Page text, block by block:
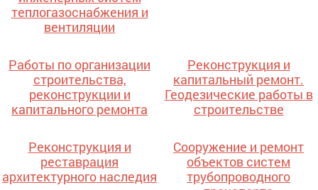
теплогазоснабжения и
вентиляции
Работы по организации
строительства,
реконструкции и
капитального ремонта
Реконструкция и
капитальный ремонт.
Геодезические работы в
строительстве
Реконструкция и
реставрация
архитектурного наследия
Сооружение и ремонт
объектов систем
трубопроводного